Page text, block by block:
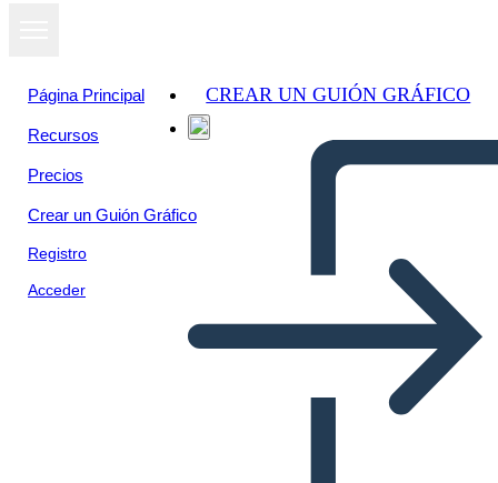
Página Principal
Recursos
Precios
Crear un Guión Gráfico
Registro
Acceder
CREAR UN GUIÓN GRÁFICO